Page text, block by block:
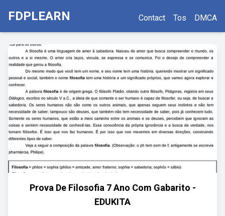
FDPLEARN Contact Tos DMCA
Prova De Filosofia 7 Ano Com Gabarito -
EDUKITA